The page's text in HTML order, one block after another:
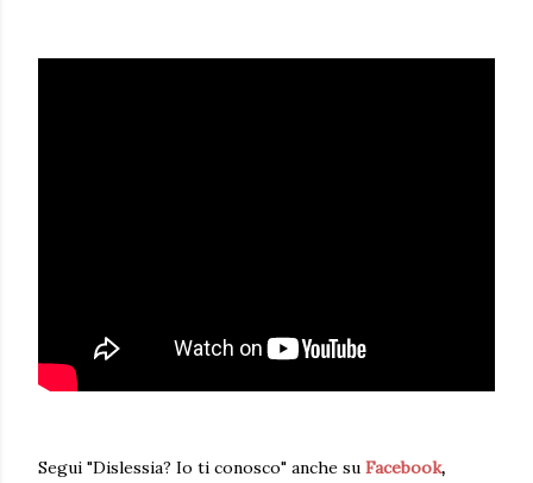
Segui "Dislessia? Io ti conosco" anche su Facebook,